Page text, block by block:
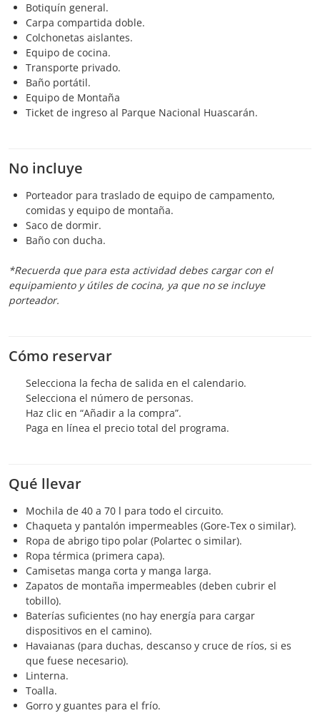
Botiquín general.
Carpa compartida doble.
Colchonetas aislantes.
Equipo de cocina.
Transporte privado.
Baño portátil.
Equipo de Montaña
Ticket de ingreso al Parque Nacional Huascarán.
No incluye
Porteador para traslado de equipo de campamento,
comidas y equipo de montaña.
Saco de dormir.
Baño con ducha.
*Recuerda que para esta actividad debes cargar con el
equipamiento y útiles de cocina, ya que no se incluye
porteador.
Cómo reservar
Selecciona la fecha de salida en el calendario.
Selecciona el número de personas.
Haz clic en “Añadir a la compra”.
Paga en línea el precio total del programa.
Qué llevar
Mochila de 40 a 70 l para todo el circuito.
Chaqueta y pantalón impermeables (Gore-Tex o similar).
Ropa de abrigo tipo polar (Polartec o similar).
Ropa térmica (primera capa).
Camisetas manga corta y manga larga.
Zapatos de montaña impermeables (deben cubrir el
tobillo).
Baterías suficientes (no hay energía para cargar
dispositivos en el camino).
Havaianas (para duchas, descanso y cruce de ríos, si es
que fuese necesario).
Linterna.
Toalla.
Gorro y guantes para el frío.